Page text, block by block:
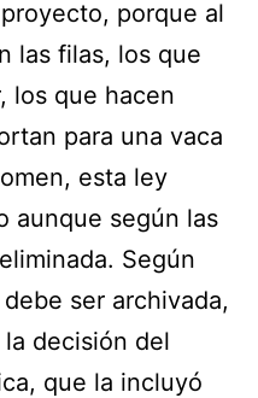
porque al
las filas, los que
los que hacen
para una vaca
esta ley
aunque según las
Según
ser archivada,
decisión del
que la incluyó